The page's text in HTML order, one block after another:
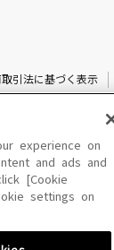
引法に基づく表示
サイトに掲載されている
experience on
and ads and
[Cookie
settings on